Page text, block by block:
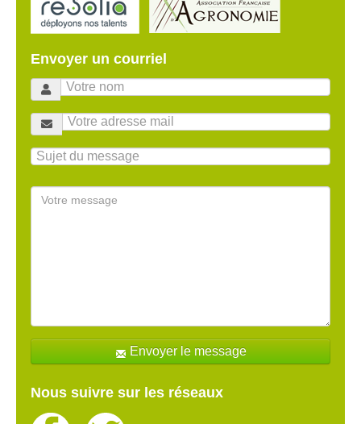
Envoyer un courriel
Envoyer le message
Nous suivre sur les réseaux